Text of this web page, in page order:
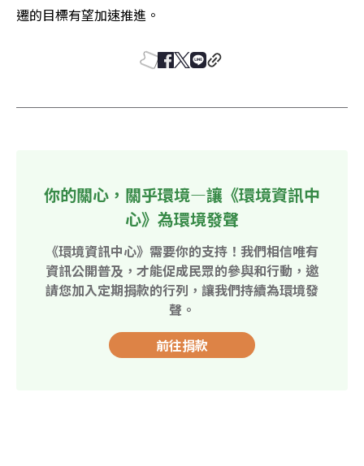
遷的目標有望加速推進。
你的關心，關乎環境—讓《環境資訊中
心》為環境發聲
《環境資訊中心》需要你的支持！我們相信唯有
資訊公開普及，才能促成民眾的參與和行動，邀
請您加入定期捐款的行列，讓我們持續為環境發
聲。
前往捐款